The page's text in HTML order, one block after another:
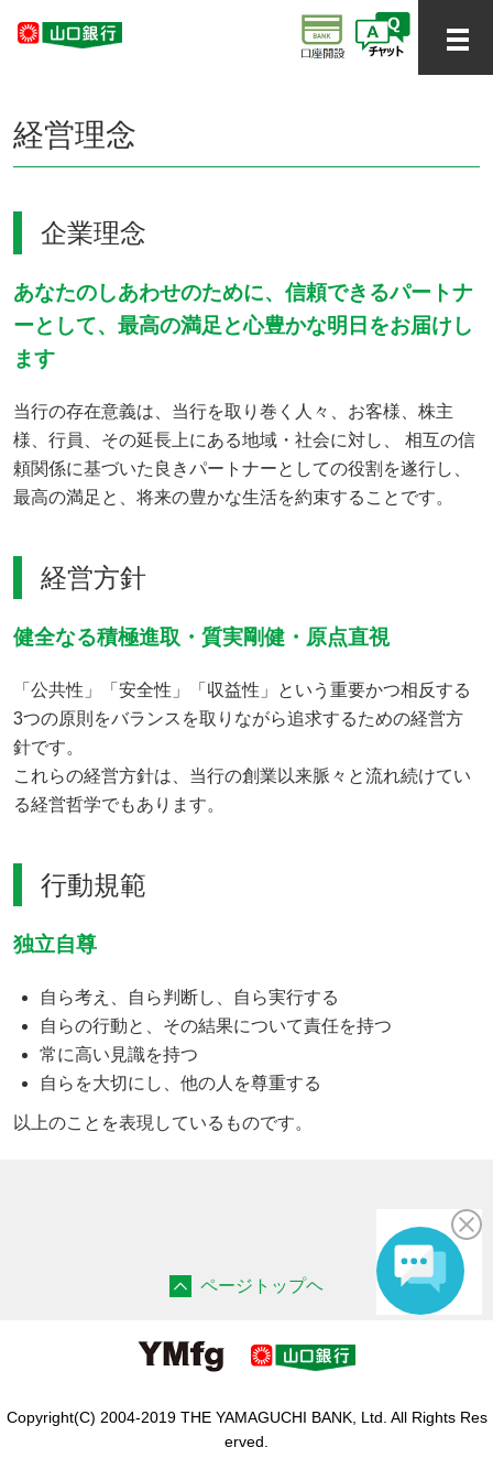
経営理念
企業理念
あなたのしあわせのために、信頼できるパートナ
ーとして、最高の満足と心豊かな明日をお届けし
ます
当行の存在意義は、当行を取り巻く人々、お客様、株主
様、行員、その延長上にある地域・社会に対し、 相互の信
頼関係に基づいた良きパートナーとしての役割を遂行し、
最高の満足と、将来の豊かな生活を約束することです。
経営方針
健全なる積極進取・質実剛健・原点直視
「公共性」「安全性」「収益性」という重要かつ相反する
3つの原則をバランスを取りながら追求するための経営方
針です。
これらの経営方針は、当行の創業以来脈々と流れ続けてい
る経営哲学でもあります。
行動規範
独立自尊
自ら考え、自ら判断し、自ら実行する
自らの行動と、その結果について責任を持つ
常に高い見識を持つ
自らを大切にし、他の人を尊重する
以上のことを表現しているものです。
ページトップヘ
Copyright(C) 2004-2019 THE YAMAGUCHI BANK, Ltd. All Rights Res
erved.